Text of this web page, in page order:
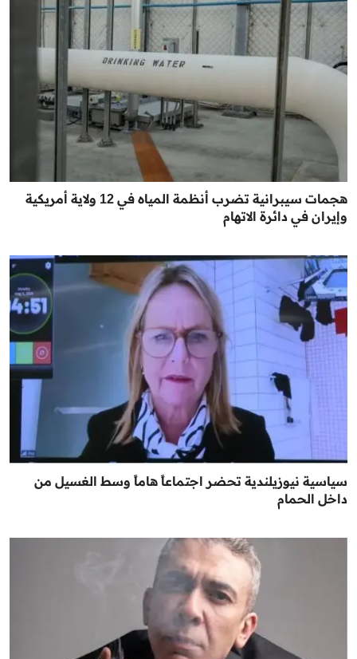
هجمات سيبرانية تضرب أنظمة المياه في 12 ولاية أمريكية
وإيران في دائرة الاتهام
سياسية نيوزيلندية تحضر اجتماعاً هاماً وسط الغسيل من
داخل الحمام